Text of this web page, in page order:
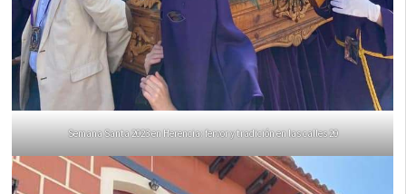
Semana Santa 2023 en Herencia: fervor y tradición en las calles 20